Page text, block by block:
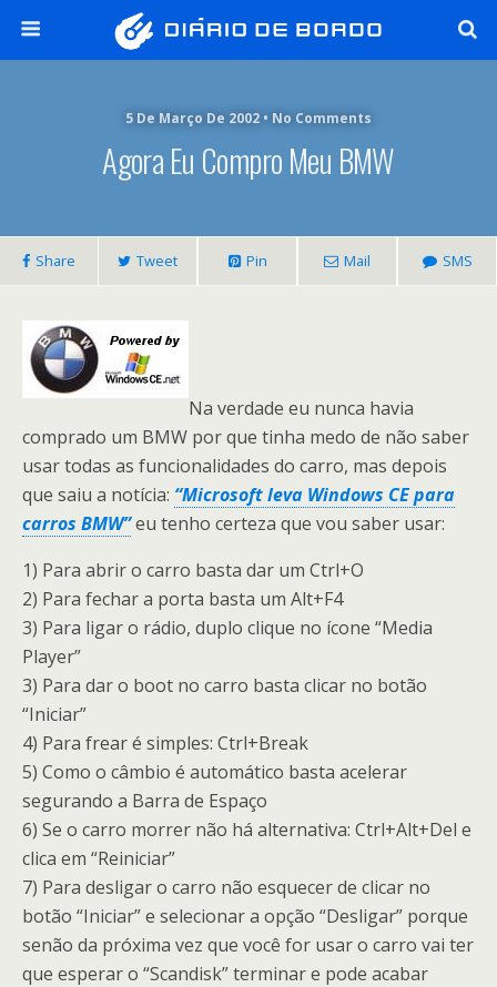
5 De Março De 2002 • No Comments
Agora Eu Compro Meu BMW
Share Tweet Pin Mail SMS
Na verdade eu nunca havia
comprado um BMW por que tinha medo de não saber
usar todas as funcionalidades do carro, mas depois
que saiu a notícia: “Microsoft leva Windows CE para
carros BMW”eu tenho certeza que vou saber usar:
1) Para abrir o carro basta dar um Ctrl+O
2) Para fechar a porta basta um Alt+F4
3) Para ligar o rádio, duplo clique no ícone “Media
Player”
3) Para dar o boot no carro basta clicar no botão
“Iniciar”
4) Para frear é simples: Ctrl+Break
5) Como o câmbio é automático basta acelerar
segurando a Barra de Espaço
6) Se o carro morrer não há alternativa: Ctrl+Alt+Del e
clica em “Reiniciar”
7) Para desligar o carro não esquecer de clicar no
botão “Iniciar” e selecionar a opção “Desligar” porque
senão da próxima vez que você for usar o carro vai ter
que esperar o “Scandisk” terminar e pode acabar